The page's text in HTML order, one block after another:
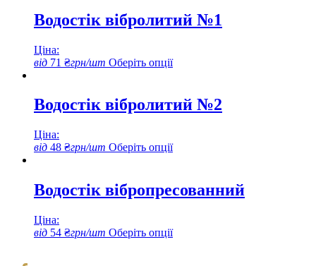
Водостік вібролитий №1
Ціна:
від 71 ₴грн/шт Оберіть опціїЦей
кілька
варіантів.
вибрати
товару
Водостік вібролитий №2
Ціна:
від 48 ₴грн/шт Оберіть опціїЦей
варіантів.
вибрати
Водостік вібропресованний
Ціна:
від 54 ₴грн/шт Оберіть опціїЦей